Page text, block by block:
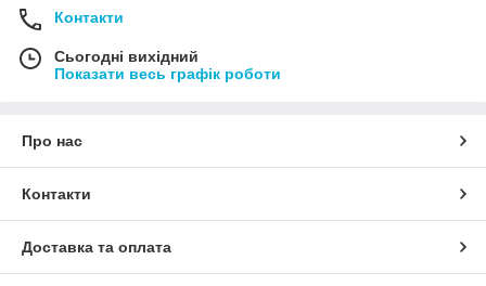
Контакти
Сьогодні вихідний
Показати весь графік роботи
Про нас
Контакти
Доставка та оплата